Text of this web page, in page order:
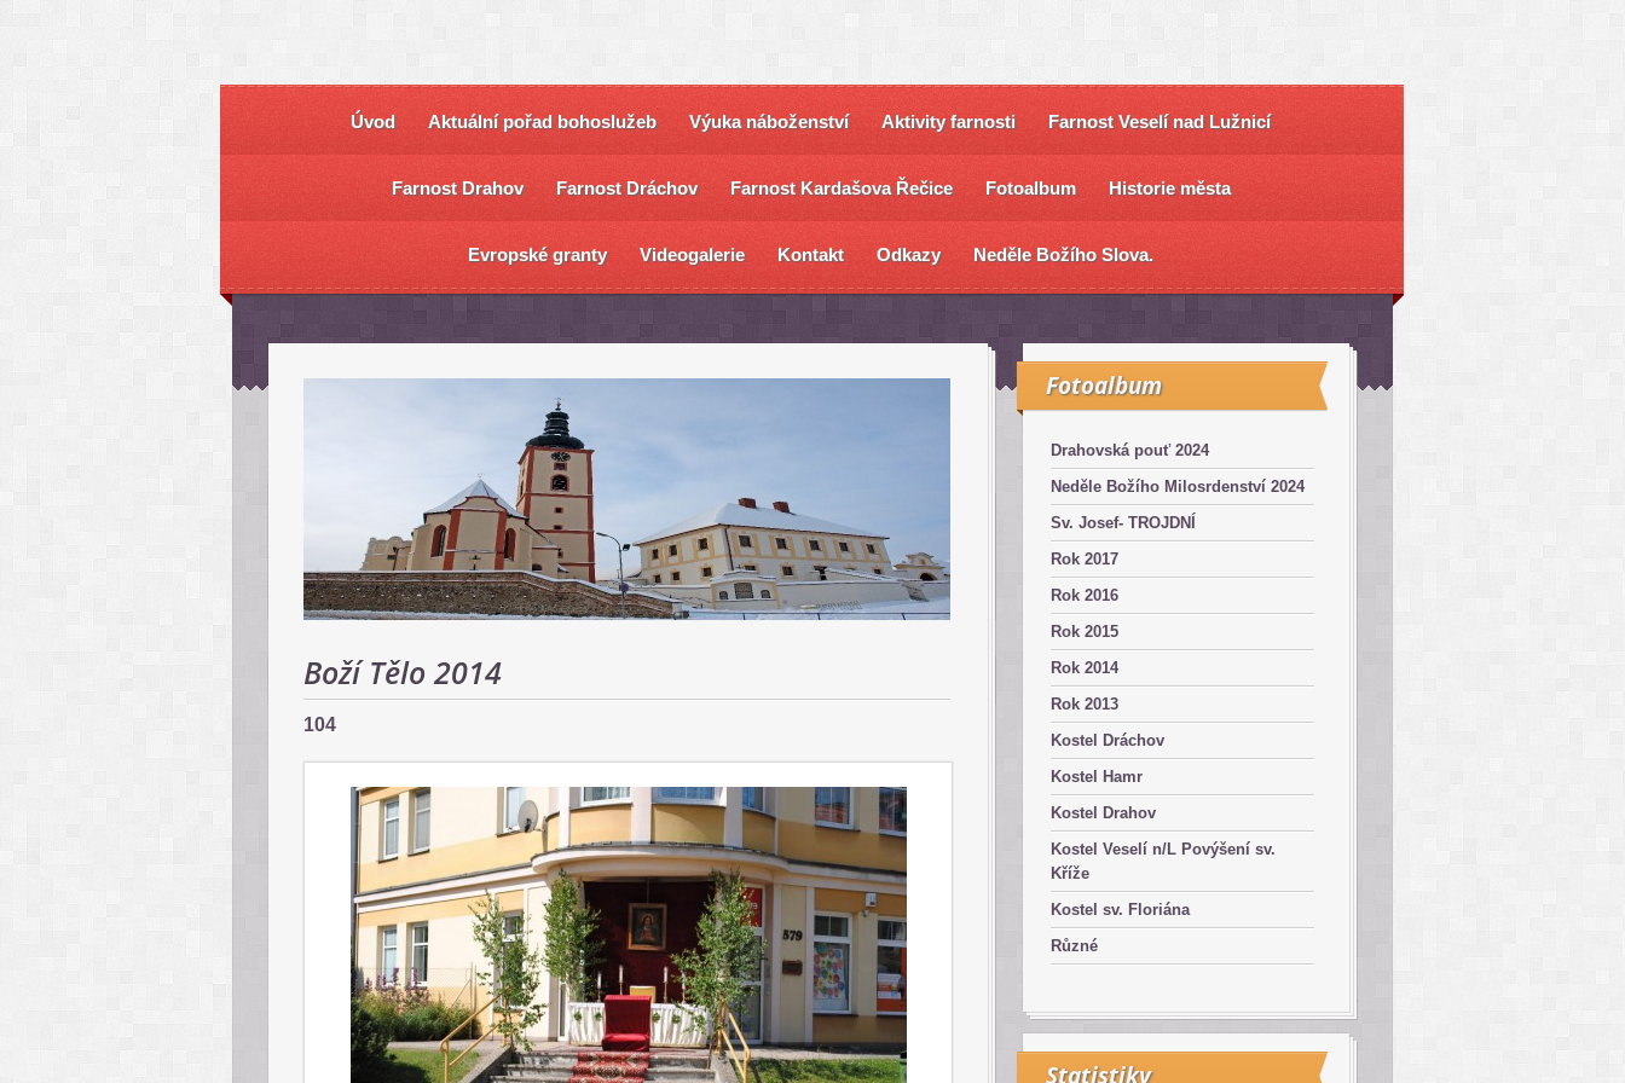
Úvod Aktuální pořad bohoslužeb Výuka náboženství Aktivity farnosti Farnost Veselí nad Lužnicí
Farnost Drahov Farnost Dráchov Farnost Kardašova Řečice Fotoalbum Historie města
Evropské granty Videogalerie Kontakt Odkazy Neděle Božího Slova.
Boží Tělo 2014
104
Fotoalbum
Drahovská pouť 2024
Neděle Božího Milosrdenství 2024
Sv. Josef- TROJDNÍ
Rok 2017
Rok 2016
Rok 2015
Rok 2014
Rok 2013
Kostel Dráchov
Kostel Hamr
Kostel Drahov
Kostel Veselí n/L Povýšení sv.
Kříže
Kostel sv. Floriána
Různé
Statistiky